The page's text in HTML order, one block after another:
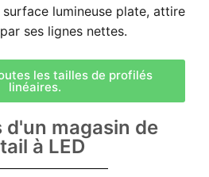
lumineuse plate, attire
ses lignes nettes.
les tailles de profilés
linéaires.
d'un magasin de
à LED